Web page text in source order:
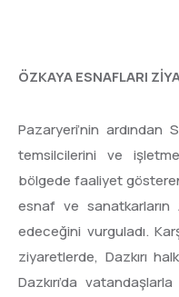
ÖZKAYA ESNAFLARI
Pazaryeri’nin ardından
temsilcilerini ve
bölgede faaliyet
esnaf ve sanatkarların
edeceğini vurguladı.
ziyaretlerde, Dazkırı
Dazkırı’da